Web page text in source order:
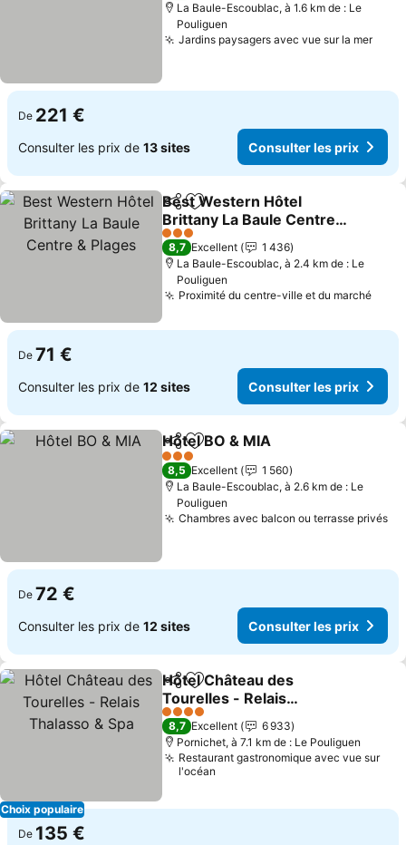
La Baule-Escoublac, à 1.6 km de : Le
Pouliguen
Jardins paysagers avec vue sur la mer
De 221 €
Consulter les prix de 13 sites Consulter les prix
PartagerAjouter à mes favoris
Best Western Hôtel
Brittany La Baule Centre
& Plages
3 Étoiles
8,7 Excellent
1 436
La Baule-Escoublac, à 2.4 km de : Le
Pouliguen
Proximité du centre-ville et du marché
De 71 €
Consulter les prix de 12 sites Consulter les prix
PartagerAjouter à mes favoris
Hôtel BO & MIA
3 Étoiles
8,5 Excellent
1 560
La Baule-Escoublac, à 2.6 km de : Le
Pouliguen
Chambres avec balcon ou terrasse privés
De 72 €
Consulter les prix de 12 sites Consulter les prix
Choix populaire
PartagerAjouter à mes favoris
Hôtel Château des
Tourelles - Relais
Thalasso & Spa
4 Étoiles
8,7 Excellent
6 933
Pornichet, à 7.1 km de : Le Pouliguen
Restaurant gastronomique avec vue sur
l'océan
De 135 €